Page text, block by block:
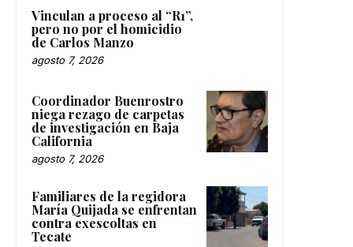
Vinculan a proceso al “R1”,
pero no por el homicidio
de Carlos Manzo
agosto 7, 2026
Coordinador Buenrostro
niega rezago de carpetas
de investigación en Baja
California
agosto 7, 2026
Familiares de la regidora
María Quijada se enfrentan
contra exescoltas en
Tecate